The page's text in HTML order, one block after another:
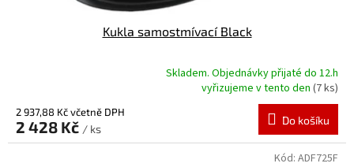
Kukla samostmívací Black
produktu
je
5,0
Skladem. Objednávky přijaté do 12.h
vyřizujeme v tento den(7 ks)
2 937,88 Kč včetně DPH
2 428 Kč / ks
Do košíku
Kód: ADF725F